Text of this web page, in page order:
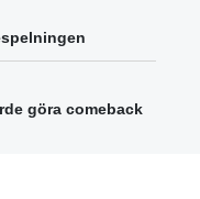
göra comeback